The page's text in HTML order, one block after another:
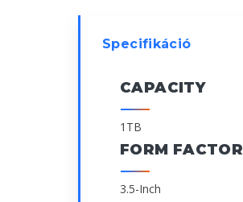
Specifikáció
CAPACITY
1TB
FORM FACTOR
3.5-Inch